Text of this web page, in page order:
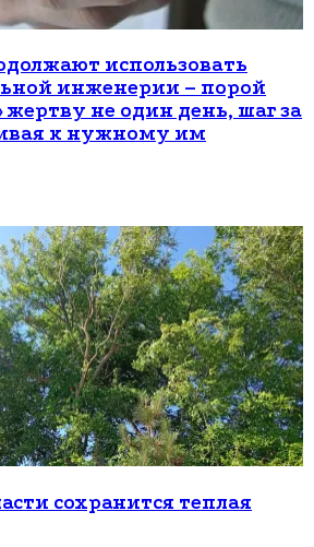
использовать
инженерии – порой
жертву не один день, шаг за
к нужному им
сохранится теплая